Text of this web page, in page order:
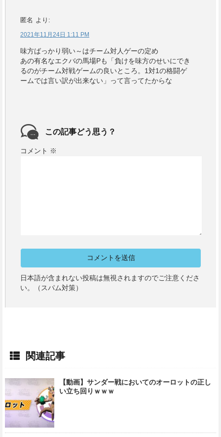
匿名 より:
2021年11月24日 1:11 PM
味方ばっかり弱い～はチーム対人ゲーの定め
あの有名なエクバの馬場Pも「負けを味方のせいにでき
るのがチーム対戦ゲームの良いところ。1対1の格闘ゲ
ームでは言い訳が出来ない」って言ってたからな
この記事どう思う？
コメント ※
日本語が含まれない投稿は無視されますのでご注意くださ
い。（スパム対策）
関連記事
【動画】サンダー戦においてのオーロットの正し
い立ち回りｗｗｗ